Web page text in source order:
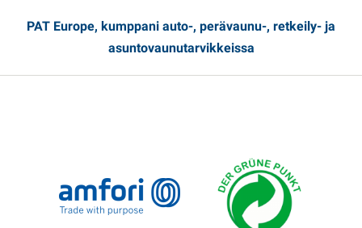
PAT Europe, kumppani auto-, perävaunu-, retkeily- ja
asuntovaunutarvikkeissa